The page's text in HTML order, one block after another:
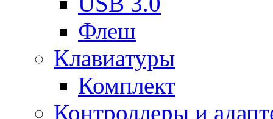
Флеш
Клавиатуры
Комплект
Контроллеры и